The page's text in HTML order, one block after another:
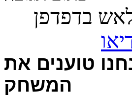
בדפדפן
טוענים את
המשחק